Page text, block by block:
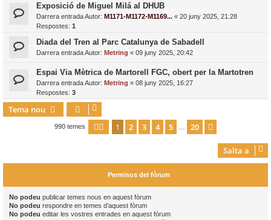
Exposició de Miguel Milá al DHUB
Darrera entrada Autor: M1171-M1172-M1169... « 20 juny 2025, 21:28
Respostes: 1
Diada del Tren al Parc Catalunya de Sabadell
Darrera entrada Autor: Metring « 09 juny 2025, 20:42
Espai Via Mètrica de Martorell FGC, obert per la Martotren
Darrera entrada Autor: Metring « 08 juny 2025, 16:27
Respostes: 3
Tema nou
990 temes Pàgina de 20
1 2 3 4 5 20
Salta a
Permisos del fòrum
No podeu publicar temes nous en aquest fòrum
No podeu respondre en temes d’aquest fòrum
No podeu editar les vostres entrades en aquest fòrum